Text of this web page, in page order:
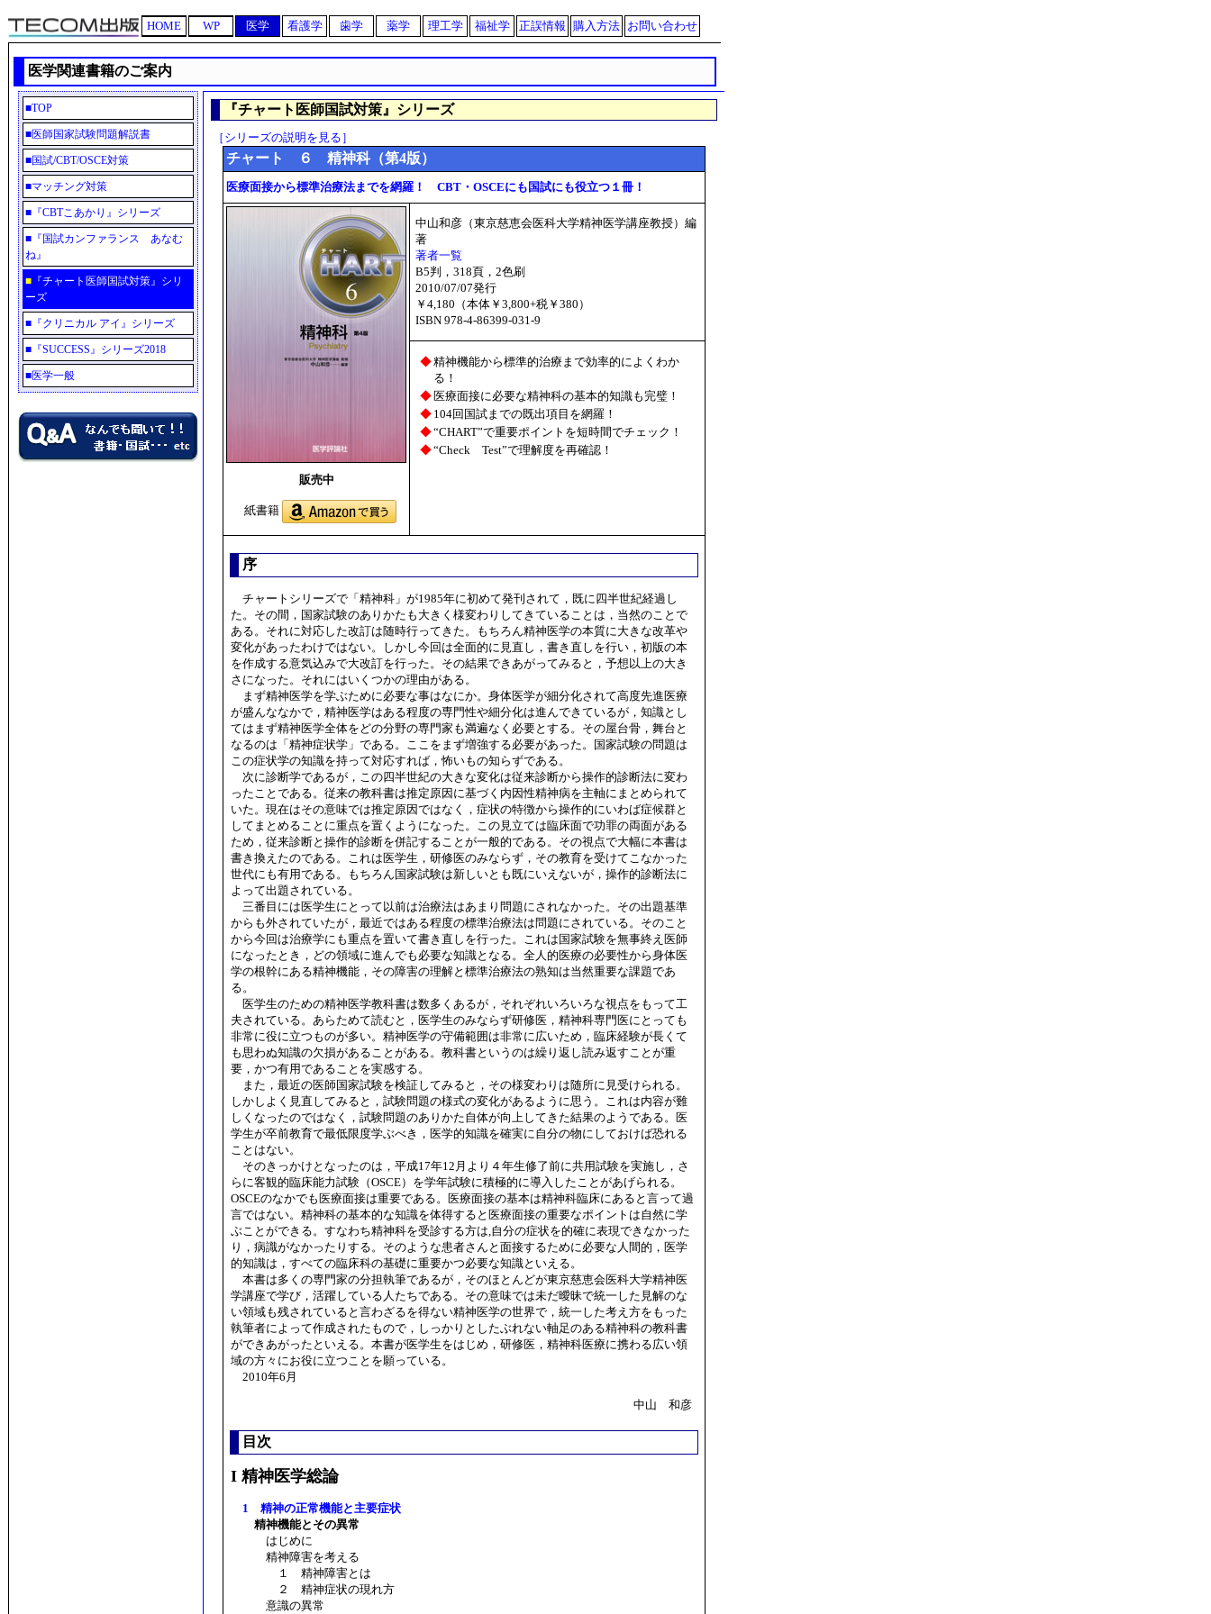
HOME WP 医学 看護学 歯学 薬学 理工学 福祉学 正誤情報 購入方法 お問い合わせ
医学関連書籍のご案内
■TOP
■医師国家試験問題解説書
■国試/CBT/OSCE対策
■マッチング対策
■ 『CBTこあかり』シリーズ
■ 『国試カンファランス あなむ
ね』
■ 『チャート医師国試対策』シリ
ーズ
■ 『クリニカル アイ』シリーズ
■ 『SUCCESS』シリーズ2018
■医学一般
『チャート医師国試対策』シリーズ
［シリーズの説明を見る］
チャート ６ 精神科（第4版）
医療面接から標準治療法までを網羅！ CBT・OSCEにも国試にも役立つ１冊！
販売中
紙書籍
中山和彦（東京慈恵会医科大学精神医学講座教授）編
著
著者一覧
B5判，318頁，2色刷
2010/07/07発行
￥4,180（本体￥3,800+税￥380）
ISBN 978-4-86399-031-9
◆精神機能から標準的治療まで効率的によくわか
る！
◆ 医療面接に必要な精神科の基本的知識も完璧！
◆ 104回国試までの既出項目を網羅！
◆“CHART”で重要ポイントを短時間でチェック！
◆“Check Test”で理解度を再確認！
序
チャートシリーズで「精神科」が1985年に初めて発刊されて，既に四半世紀経過し
た。その間，国家試験のありかたも大きく様変わりしてきていることは，当然のことで
ある。それに対応した改訂は随時行ってきた。もちろん精神医学の本質に大きな改革や
変化があったわけではない。しかし今回は全面的に見直し，書き直しを行い，初版の本
を作成する意気込みで大改訂を行った。その結果できあがってみると，予想以上の大き
さになった。それにはいくつかの理由がある。
まず精神医学を学ぶために必要な事はなにか。身体医学が細分化されて高度先進医療
が盛んななかで，精神医学はある程度の専門性や細分化は進んできているが，知識とし
てはまず精神医学全体をどの分野の専門家も満遍なく必要とする。その屋台骨，舞台と
なるのは「精神症状学」である。ここをまず増強する必要があった。国家試験の問題は
この症状学の知識を持って対応すれば，怖いもの知らずである。
次に診断学であるが，この四半世紀の大きな変化は従来診断から操作的診断法に変わ
ったことである。従来の教科書は推定原因に基づく内因性精神病を主軸にまとめられて
いた。現在はその意味では推定原因ではなく，症状の特徴から操作的にいわば症候群と
してまとめることに重点を置くようになった。この見立ては臨床面で功罪の両面がある
ため，従来診断と操作的診断を併記することが一般的である。その視点で大幅に本書は
書き換えたのである。これは医学生，研修医のみならず，その教育を受けてこなかった
世代にも有用である。もちろん国家試験は新しいとも既にいえないが，操作的診断法に
よって出題されている。
三番目には医学生にとって以前は治療法はあまり問題にされなかった。その出題基準
からも外されていたが，最近ではある程度の標準治療法は問題にされている。そのこと
から今回は治療学にも重点を置いて書き直しを行った。これは国家試験を無事終え医師
になったとき，どの領域に進んでも必要な知識となる。全人的医療の必要性から身体医
学の根幹にある精神機能，その障害の理解と標準治療法の熟知は当然重要な課題であ
る。
医学生のための精神医学教科書は数多くあるが，それぞれいろいろな視点をもって工
夫されている。あらためて読むと，医学生のみならず研修医，精神科専門医にとっても
非常に役に立つものが多い。精神医学の守備範囲は非常に広いため，臨床経験が長くて
も思わぬ知識の欠損があることがある。教科書というのは繰り返し読み返すことが重
要，かつ有用であることを実感する。
また，最近の医師国家試験を検証してみると，その様変わりは随所に見受けられる。
しかしよく見直してみると，試験問題の様式の変化があるように思う。これは内容が難
しくなったのではなく，試験問題のありかた自体が向上してきた結果のようである。医
学生が卒前教育で最低限度学ぶべき，医学的知識を確実に自分の物にしておけば恐れる
ことはない。
そのきっかけとなったのは，平成17年12月より４年生修了前に共用試験を実施し，さ
らに客観的臨床能力試験（OSCE）を学年試験に積極的に導入したことがあげられる。
OSCEのなかでも医療面接は重要である。医療面接の基本は精神科臨床にあると言って過
言ではない。精神科の基本的な知識を体得すると医療面接の重要なポイントは自然に学
ぶことができる。すなわち精神科を受診する方は,自分の症状を的確に表現できなかった
り，病識がなかったりする。そのような患者さんと面接するために必要な人間的，医学
的知識は，すべての臨床科の基礎に重要かつ必要な知識といえる。
本書は多くの専門家の分担執筆であるが，そのほとんどが東京慈恵会医科大学精神医
学講座で学び，活躍している人たちである。その意味では未だ曖昧で統一した見解のな
い領域も残されていると言わざるを得ない精神医学の世界で，統一した考え方をもった
執筆者によって作成されたもので，しっかりとしたぶれない軸足のある精神科の教科書
ができあがったといえる。本書が医学生をはじめ，研修医，精神科医療に携わる広い領
域の方々にお役に立つことを願っている。
2010年6月
中山 和彦
目次
I 精神医学総論
1 精神の正常機能と主要症状
精神機能とその異常
はじめに
精神障害を考える
１ 精神障害とは
２ 精神症状の現れ方
意識の異常